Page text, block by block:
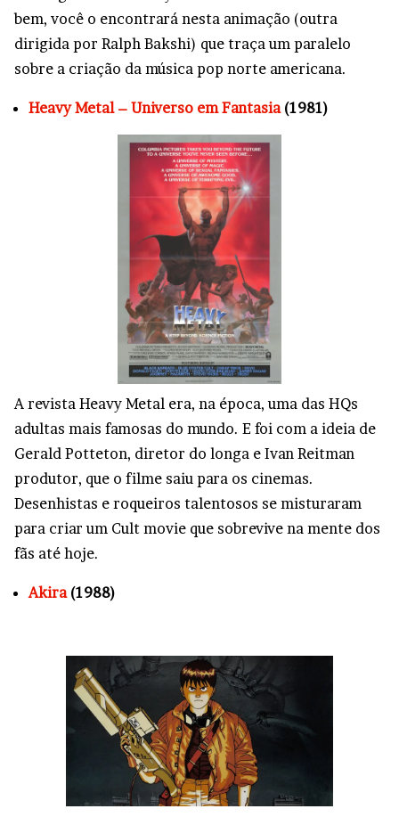
bem, você o encontrará nesta animação (outra
dirigida por Ralph Bakshi) que traça um paralelo
sobre a criação da música pop norte americana.
Heavy Metal – Universo em Fantasia(1981)
A revista Heavy Metal era, na época, uma das HQs
adultas mais famosas do mundo. E foi com a ideia de
Gerald Potteton, diretor do longa e Ivan Reitman
produtor, que o filme saiu para os cinemas.
Desenhistas e roqueiros talentosos se misturaram
para criar um Cult movie que sobrevive na mente dos
fãs até hoje.
Akira(1988)